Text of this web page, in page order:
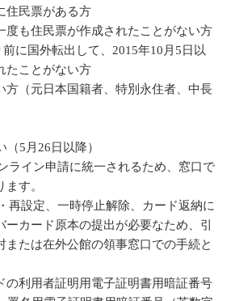
住民票がある方
度も住民票が作成されたことがない方
前に国外転出して、2015年10月5日以
たことがない方
方（元日本国籍者、特別永住者、中長
5月26日以降）
ライン申請に統一されるため、窓口で
す。
再設定、一時停止解除、カード返納に
カード原本の提出が必要なため、引
または在外公館の領事窓口での手続と
利用者証明用電子証明書用暗証番号